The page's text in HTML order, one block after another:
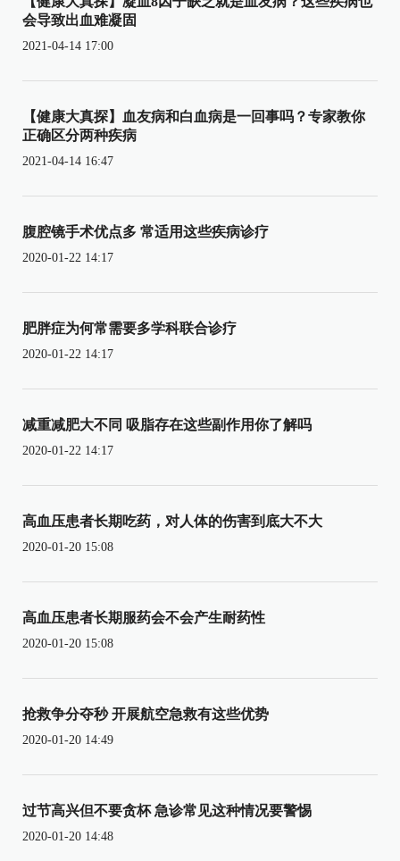
会导致出血难凝固
2021-04-14 17:00
【健康大真探】血友病和白血病是一回事吗？专家教你
正确区分两种疾病
2021-04-14 16:47
腹腔镜手术优点多 常适用这些疾病诊疗
2020-01-22 14:17
肥胖症为何常需要多学科联合诊疗
2020-01-22 14:17
减重减肥大不同 吸脂存在这些副作用你了解吗
2020-01-22 14:17
高血压患者长期吃药，对人体的伤害到底大不大
2020-01-20 15:08
高血压患者长期服药会不会产生耐药性
2020-01-20 15:08
抢救争分夺秒 开展航空急救有这些优势
2020-01-20 14:49
过节高兴但不要贪杯 急诊常见这种情况要警惕
2020-01-20 14:48